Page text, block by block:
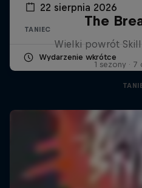
22 sierpnia 2026
TANIEC
Wydarzenie wkrótce
The
Wielki powrót
1 sezony ·